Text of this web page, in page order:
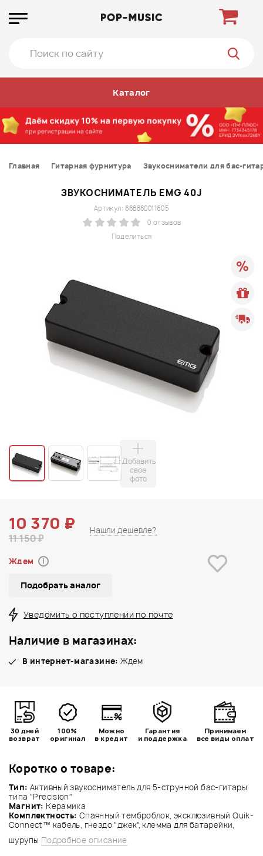
Каталог
Главная Гитарная фурнитура Звукосниматели для бас-
ЗВУКОСНИМАТЕЛЬ EMG 40J
Поделиться
Артикул: 888880011605
0 отзывов
Добавить
свое
фото
Коротко о товаре:
Тип: Активный звукосниматель для 5-струнной бас-гитары
типа "Precision"
Магнит: Керамика
Комплектность: Спаянный темброблок, эксклюзивный Quik-
Connect™ кабель, гнездо "джек", клемма для батарейки,
шурупы Подробное описание
10 370 ₽
11 150 ₽
Нашли дешевле?
Ждем i
Подобрать аналог
Уведомить о поступлении по почте
Наличие в магазинах:
В интернет-магазине: Ждем
30 дней
возврат
100%
оригинал
Можно
в кредит
Гарантия
и поддержка
Принимаем
все виды оплат